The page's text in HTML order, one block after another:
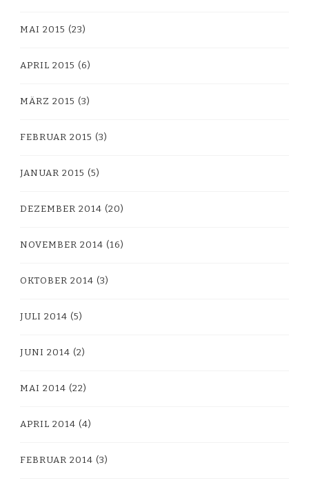
MAI 2015 (23)
APRIL 2015 (6)
MÄRZ 2015 (3)
FEBRUAR 2015 (3)
JANUAR 2015 (5)
DEZEMBER 2014 (20)
NOVEMBER 2014 (16)
OKTOBER 2014 (3)
JULI 2014 (5)
JUNI 2014 (2)
MAI 2014 (22)
APRIL 2014 (4)
FEBRUAR 2014 (3)